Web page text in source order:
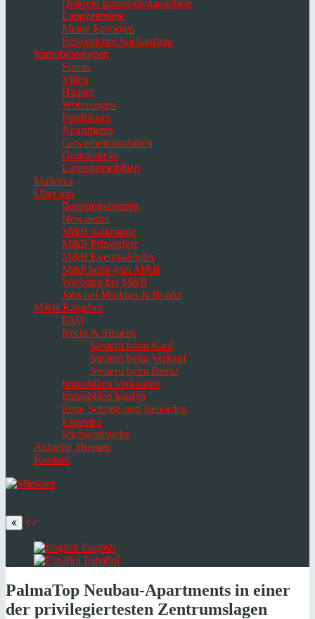
Diskrete Immobilienangebote
Langzeitmiete
Meine Favoriten
Persönlicher Suchauftrag
Immobilientypen
Fincas
Villen
Häuser
Wohnungen
Penthäuser
Apartments
Gewerbeimmobilien
Grundstücke
Luxusimmobilien
Mallorca
Über uns
Beratungszentren
Newsletter
M&B Talkrunde
M&B Pfingstfest
M&B Eventkalender
M&P heißt jetzt M&B
Werbung bei M&B
Jobs bei Minkner & Bonitz
M&B Ratgeber
FAQ
Recht & Steuern
Steuern beim Kauf
Steuern beim Verkauf
Steuern beim Besitz
Immobilien verkaufen
Immobilien kaufen
Erste Schritte und Behörden
Experten
Stichwortsuche
Aktuelle Themen
Kontakt
language
English
Español
PalmaTop Neubau-Apartments in einer
der privilegiertesten Zentrumslagen